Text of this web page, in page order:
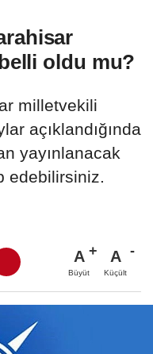
oldu mu?
milletvekili
açıklandığında
yayınlanacak
edebilirsiniz.
A
Büyüt
A
Küçült